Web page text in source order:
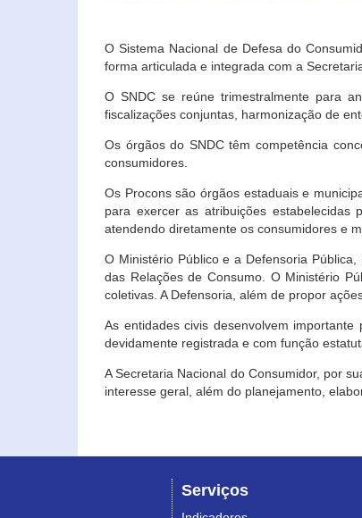
O Sistema Nacional de Defesa do
forma articulada e integrada com a
O SNDC se reúne trimestralmente para
fiscalizações conjuntas, harmonização de
Os órgãos do SNDC têm competência
consumidores.
Os Procons são órgãos estaduais e
para exercer as atribuições
atendendo diretamente os consumidores e
O Ministério Público e a Defensoria
das Relações de Consumo. O Ministério
coletivas. A Defensoria, além de propor
As entidades civis desenvolvem
devidamente registrada e com função
A Secretaria Nacional do Consumidor, por
interesse geral, além do planejamento,
Serviços